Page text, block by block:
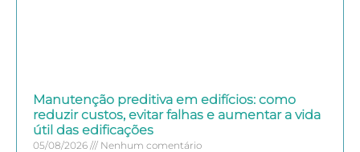
Manutenção preditiva em edifícios: como
reduzir custos, evitar falhas e aumentar a vida
útil das edificações
05/08/2026 Nenhum comentário